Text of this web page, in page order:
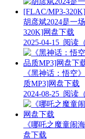
胡彦斌2024是一
320K]网盘下载
2025-04-15 阅读
《黑神话：悟空
质MP3]网盘下载
2024-08-25 阅读
《哪吒之魔童闹
盘下载